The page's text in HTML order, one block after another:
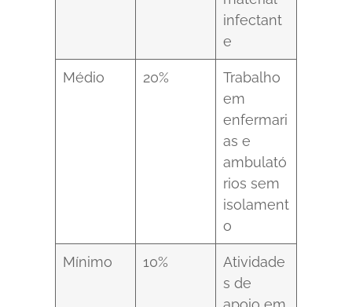
infectant
e
Médio 20%
Trabalho
em
enfermari
as e
ambulató
rios sem
isolament
o
Mínimo 10%
Atividade
s de